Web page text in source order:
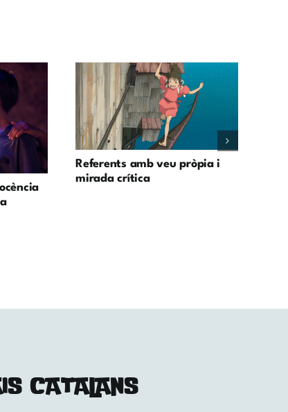
Referents amb veu pròpia i
mirada crítica
CATALANS